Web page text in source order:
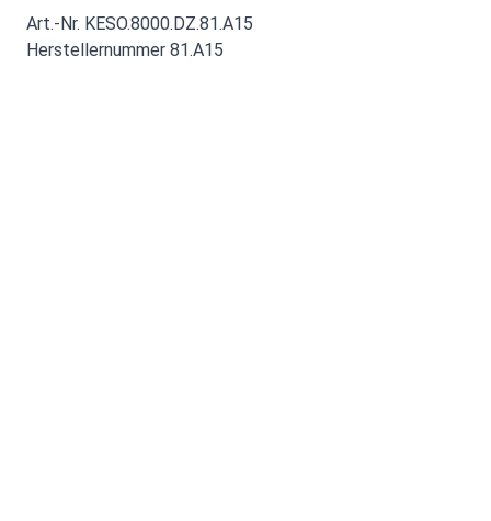
Art.-Nr. KESO.8000.DZ.81.A15
Herstellernummer 81.A15